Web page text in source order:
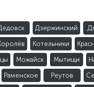
Дзержинский
Котельники
Можайск Мытищи
Раменское Реутов